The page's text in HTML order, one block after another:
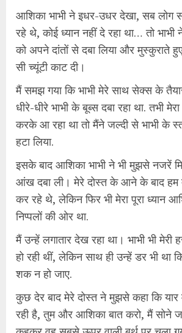
आशिका भाभी ने इधर-उधर देखा, सब लोग
रहे थे, कोई ध्यान नहीं दे रहा था… तो
को अपने दांतों से दबा लिया और मुस्कुराते
सी च्यूंटी काट दी।
मैं समझ गया कि भाभी मेरे साथ सेक्स के
धीरे-धीरे भाभी के बूब्स दबा रहा था. तभी
करके आ रहा था तो मैंने जल्दी से भाभी के
हटा लिया.
इसके बाद आशिका भाभी ने भी मुझसे नजरें
आंख दबा ली। मेरे दोस्त के आने के बाद हम
कर रहे थे, लेकिन फिर भी मेरा पूरा ध्यान
निप्पलों की ओर था.
मैं उन्हें लगातार देख रहा था। भाभी भी
हो रही थीं, लेकिन साथ ही उन्हें डर भी था
शक न हो जाए.
कुछ देर बाद मेरे दोस्त ने मुझसे कहा कि
रही है, तुम और आशिका बात करो, मैं सोने